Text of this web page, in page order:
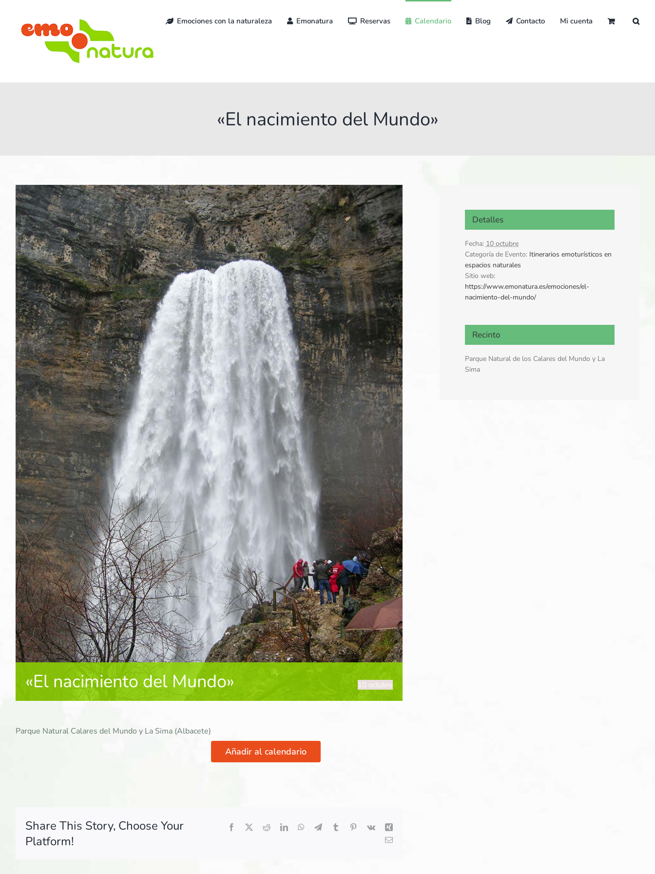
contenido
Emociones con la naturaleza Emonatura Reservas Calendario Blog Contacto Mi cuenta
«El nacimiento del Mundo»
«El nacimiento del Mundo» 10 octubre
Parque Natural Calares del Mundo y La Sima (Albacete)
Añadir al calendario
Share This Story, Choose Your
Platform!
Facebook
X RedditLinkedInWhatsApp
TelegramTumblrPinterest
Vk
Xing
Correo
Detalles
Fecha: 10 octubre
Categoría de Evento: Itinerarios emoturísticos en
espacios naturales
Sitio web:
https://www.emonatura.es/emociones/el-
nacimiento-del-mundo/
Recinto
Parque Natural de los Calares del Mundo y La
Sima